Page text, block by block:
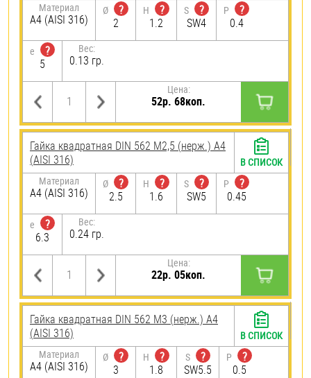
Материал
A4 (AISI 316)
Ø
?
2
H
?
1.2
S
?
SW4
P
?
0.4
e
?
5
Вес:
0.13 гр.
Цена:
52р. 68коп.
Гайка квадратная DIN 562 М2,5 (нерж.) A4
(AISI 316)
Материал
A4 (AISI 316)
Ø
?
2.5
H
?
1.6
S
?
SW5
P
?
0.45
e
?
6.3
Вес:
0.24 гр.
Цена:
22р. 05коп.
В СПИСОК
Гайка квадратная DIN 562 М3 (нерж.) A4
(AISI 316)
Материал
A4 (AISI 316)
Ø
?
3
H
?
1.8
S
?
SW5.5
P
?
0.5
В СПИСОК